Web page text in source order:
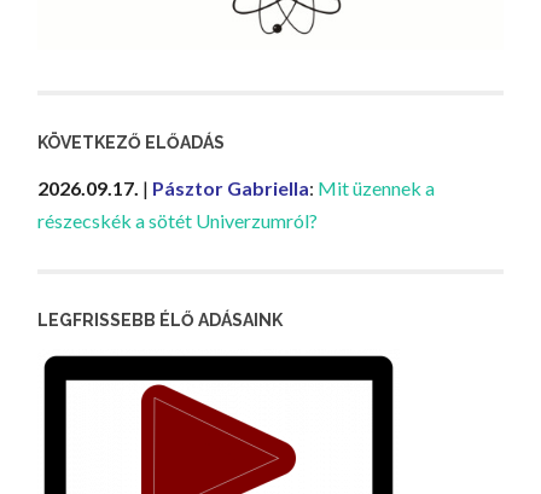
KÖVETKEZŐ ELŐADÁS
2026.09.17. | Pásztor Gabriella: Mit üzennek a
részecskék a sötét Univerzumról?
LEGFRISSEBB ÉLŐ ADÁSAINK